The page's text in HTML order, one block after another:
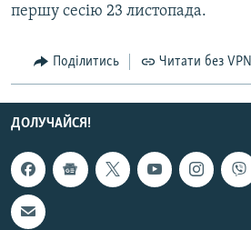
першу сесію 23 листопада.
Поділитись Читати без VPN
ДОЛУЧАЙСЯ!